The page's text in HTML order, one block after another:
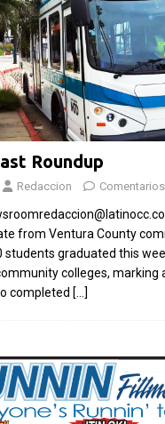
Roundup
Redaccion
from Ventura County
students graduated this
colleges, marking
completed […]